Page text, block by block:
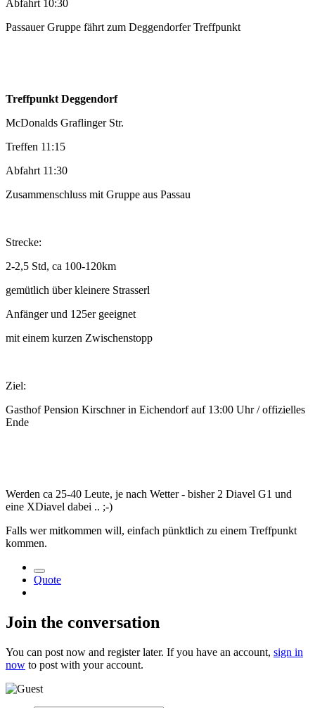
Abfahrt 10:30
Passauer Gruppe fährt zum Deggendorfer Treffpunkt
Treffpunkt Deggendorf
McDonalds Graflinger Str.
Treffen 11:15
Abfahrt 11:30
Zusammenschluss mit Gruppe aus Passau
Strecke:
2-2,5 Std, ca 100-120km
gemütlich über kleinere Strasserl
Anfänger und 125er geeignet
mit einem kurzen Zwischenstopp
Ziel:
Gasthof Pension Kirschner in Eichendorf auf 13:00 Uhr / offizielles
Ende
Werden ca 25-40 Leute, je nach Wetter - bisher 2 Diavel G1 und
eine XDiavel dabei .. ;-)
Falls wer mitkommen will, einfach pünktlich zu einem Treffpunkt
kommen.
Quote
Join the conversation
You can post now and register later. If you have an account, sign in
now to post with your account.